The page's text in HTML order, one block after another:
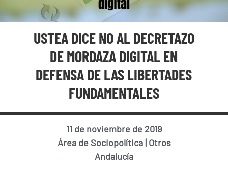
USTEA DICE NO AL DECRETAZO
DE MORDAZA DIGITAL EN
DEFENSA DE LAS LIBERTADES
FUNDAMENTALES
11 de noviembre de 2019
Área de Sociopolítica| Otros
Andalucía